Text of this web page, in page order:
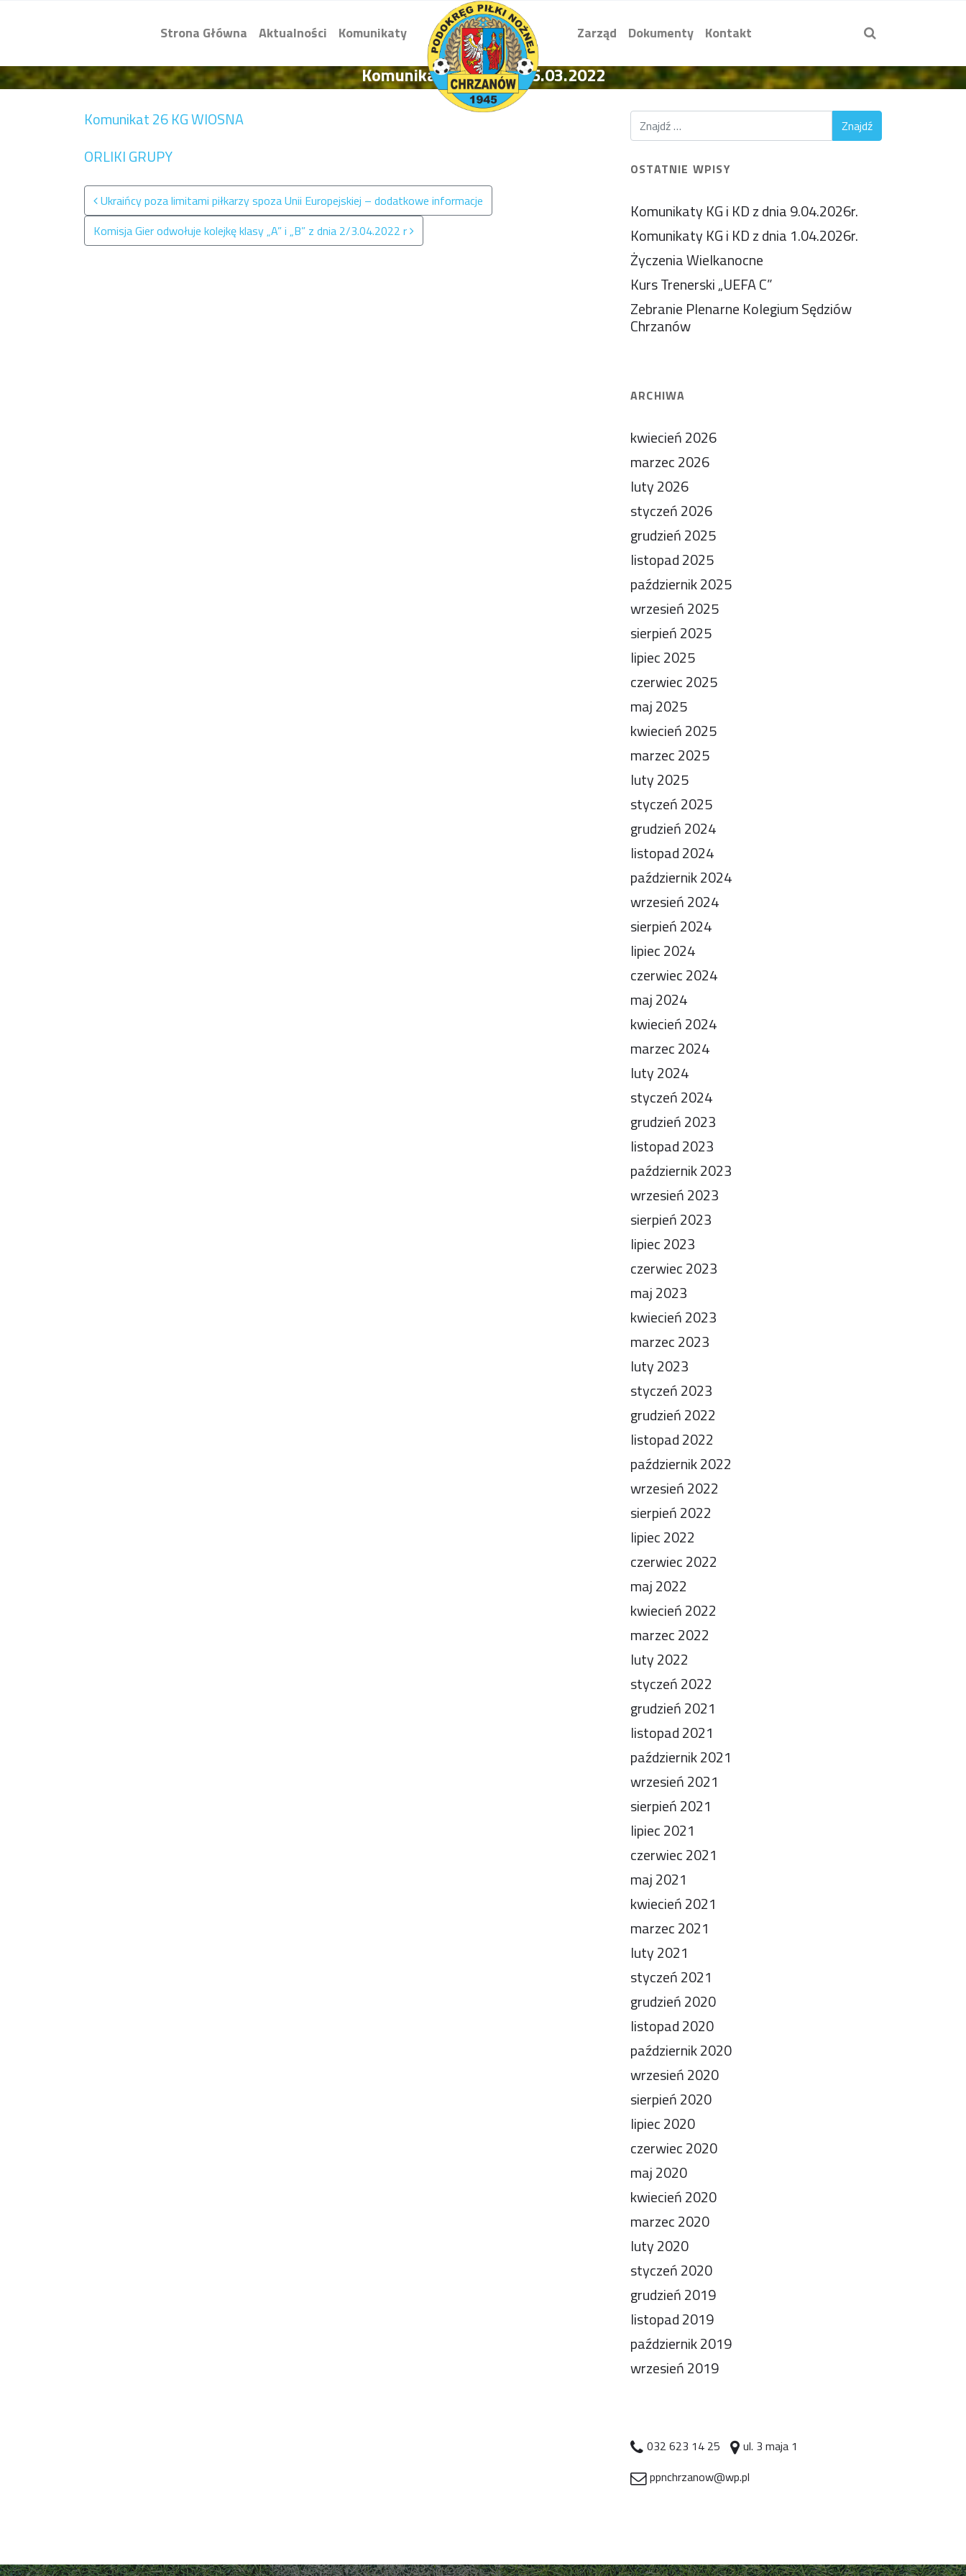
Strona Główna Aktualności Komunikaty Zarząd Dokumenty Kontakt
Komunikat K.G z dnia 25.03.2022
Komunikat 26 KG WIOSNA
ORLIKI GRUPY
Nawigacja po wpisach
Ukraińcy poza limitami piłkarzy spoza Unii Europejskiej – dodatkowe informacje
Komisja Gier odwołuje kolejkę klasy „A” i „B” z dnia 2/3.04.2022 r
OSTATNIE WPISY
Komunikaty KG i KD z dnia 9.04.2026r.
Komunikaty KG i KD z dnia 1.04.2026r.
Życzenia Wielkanocne
Kurs Trenerski „UEFA C”
Zebranie Plenarne Kolegium Sędziów
Chrzanów
ARCHIWA
kwiecień 2026
marzec 2026
luty 2026
styczeń 2026
grudzień 2025
listopad 2025
październik 2025
wrzesień 2025
sierpień 2025
lipiec 2025
czerwiec 2025
maj 2025
kwiecień 2025
marzec 2025
luty 2025
styczeń 2025
grudzień 2024
listopad 2024
październik 2024
wrzesień 2024
sierpień 2024
lipiec 2024
czerwiec 2024
maj 2024
kwiecień 2024
marzec 2024
luty 2024
styczeń 2024
grudzień 2023
listopad 2023
październik 2023
wrzesień 2023
sierpień 2023
lipiec 2023
czerwiec 2023
maj 2023
kwiecień 2023
marzec 2023
luty 2023
styczeń 2023
grudzień 2022
listopad 2022
październik 2022
wrzesień 2022
sierpień 2022
lipiec 2022
czerwiec 2022
maj 2022
kwiecień 2022
marzec 2022
luty 2022
styczeń 2022
grudzień 2021
listopad 2021
październik 2021
wrzesień 2021
sierpień 2021
lipiec 2021
czerwiec 2021
maj 2021
kwiecień 2021
marzec 2021
luty 2021
styczeń 2021
grudzień 2020
listopad 2020
październik 2020
wrzesień 2020
sierpień 2020
lipiec 2020
czerwiec 2020
maj 2020
kwiecień 2020
marzec 2020
luty 2020
styczeń 2020
grudzień 2019
listopad 2019
październik 2019
wrzesień 2019
032 623 14 25
ul. 3 maja 1
ppnchrzanow@wp.pl